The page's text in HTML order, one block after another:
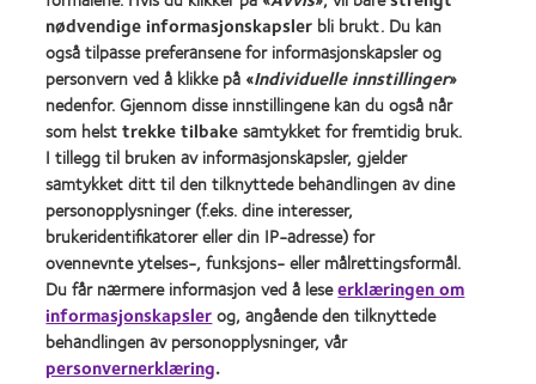
Om oss
Jobbe
Nyheter og media
Kontakt oss
Legal
Retningslinjer for personvern
Policy for bruk av informasjonskapsler
Vilkår
Retningslinjer for kommentering
nødvendige informasjonskapsler bli brukt. Du kan
også tilpasse preferansene for informasjonskapsler og
personvern ved å klikke på «Individuelle innstillinger»
nedenfor. Gjennom disse innstillingene kan du også når
som helsttrekke tilbakesamtykket for fremtidig bruk.
I tillegg til bruken av informasjonskapsler, gjelder
samtykket ditt til den tilknyttede behandlingen av dine
personopplysninger (f.eks. dine interesser,
brukeridentifikatorer eller din IP-adresse) for
ovennevnte ytelses-, funksjons- eller målrettingsformål.
Du får nærmere informasjon ved å leseerklæringen om
informasjonskapslerog, angående den tilknyttede
behandlingen av personopplysninger, vår
personvernerklæring.